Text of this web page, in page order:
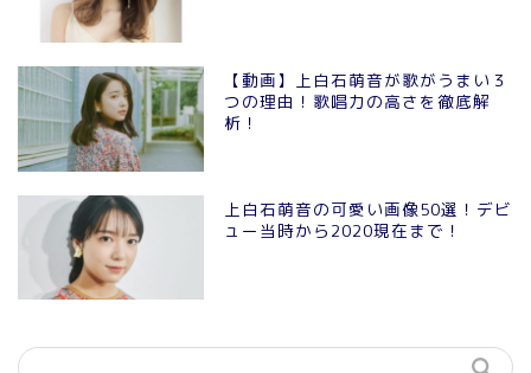
【動画】上白石萌音が歌がうまい３
つの理由！歌唱力の高さを徹底解
析！
上白石萌音の可愛い画像50選！デビ
ュー当時から2020現在まで！